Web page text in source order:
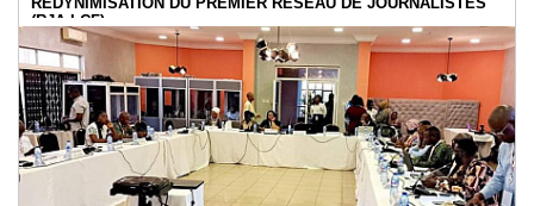
Agenda
Gazette
Vidéos
Médias
du
(RJA-LCF)